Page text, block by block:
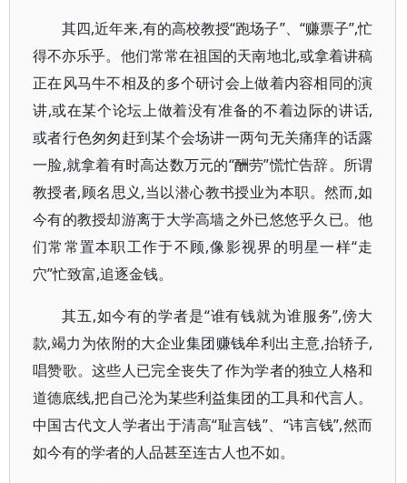
其四,近年来,有的高校教授“跑场子”、“赚票子”,忙
得不亦乐乎。他们常常在祖国的天南地北,或拿着讲稿
正在风马牛不相及的多个研讨会上做着内容相同的演
讲,或在某个论坛上做着没有准备的不着边际的讲话,
或者行色匆匆赶到某个会场讲一两句无关痛痒的话露
一脸,就拿着有时高达数万元的“酬劳”慌忙告辞。所谓
教授者,顾名思义,当以潜心教书授业为本职。然而,如
今有的教授却游离于大学高墙之外已悠悠乎久已。他
们常常置本职工作于不顾,像影视界的明星一样“走
穴”忙致富,追逐金钱。
其五,如今有的学者是“谁有钱就为谁服务”,傍大
款,竭力为依附的大企业集团赚钱牟利出主意,抬轿子,
唱赞歌。这些人已完全丧失了作为学者的独立人格和
道德底线,把自己沦为某些利益集团的工具和代言人。
中国古代文人学者出于清高“耻言钱”、“讳言钱”,然而
如今有的学者的人品甚至连古人也不如。